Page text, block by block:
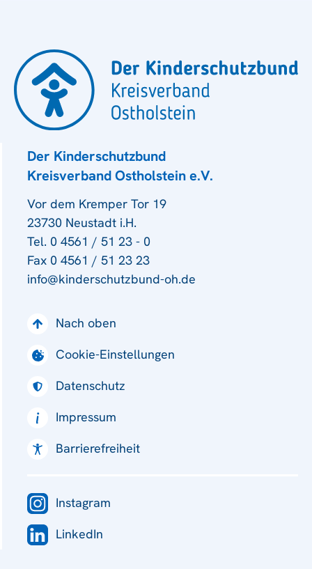
Der Kinderschutzbund
Kreisverband Ostholstein e.V.
Vor dem Kremper Tor 19
23730 Neustadt i.H.
Tel. 0 4561 / 51 23 - 0
Fax 0 4561 / 51 23 23
info@kinderschutzbund-oh.de
Nach oben
Cookie-Einstellungen
Datenschutz
Impressum
Barrierefreiheit
Instagram
LinkedIn